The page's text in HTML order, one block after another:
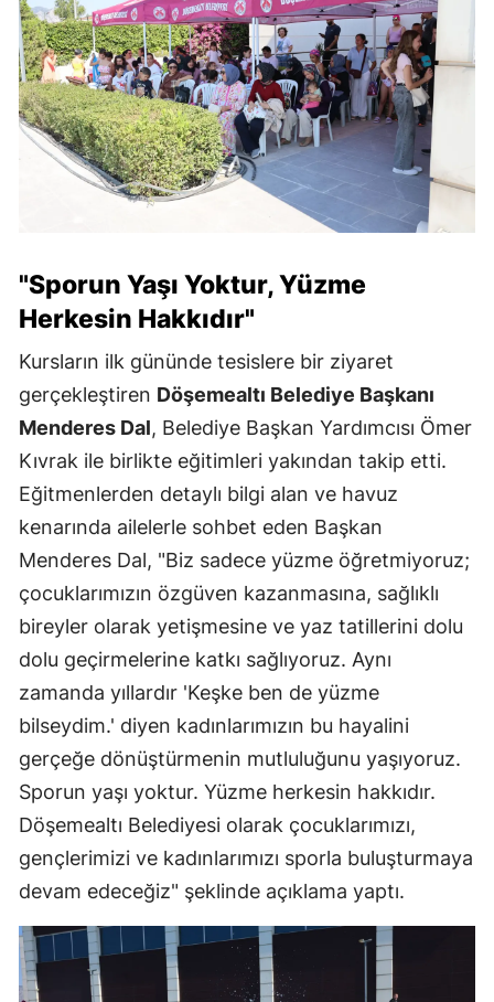
"Sporun Yaşı Yoktur, Yüzme
Herkesin Hakkıdır"
Kursların ilk gününde tesislere bir ziyaret
gerçekleştiren Döşemealtı Belediye Başkanı
Menderes Dal, Belediye Başkan Yardımcısı Ömer
Kıvrak ile birlikte eğitimleri yakından takip etti.
Eğitmenlerden detaylı bilgi alan ve havuz
kenarında ailelerle sohbet eden Başkan
Menderes Dal, "Biz sadece yüzme öğretmiyoruz;
çocuklarımızın özgüven kazanmasına, sağlıklı
bireyler olarak yetişmesine ve yaz tatillerini dolu
dolu geçirmelerine katkı sağlıyoruz. Aynı
zamanda yıllardır 'Keşke ben de yüzme
bilseydim.' diyen kadınlarımızın bu hayalini
gerçeğe dönüştürmenin mutluluğunu yaşıyoruz.
Sporun yaşı yoktur. Yüzme herkesin hakkıdır.
Döşemealtı Belediyesi olarak çocuklarımızı,
gençlerimizi ve kadınlarımızı sporla buluşturmaya
devam edeceğiz" şeklinde açıklama yaptı.